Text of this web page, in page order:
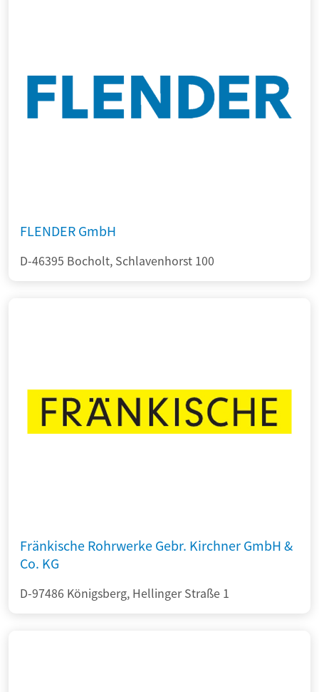
FLENDER GmbH
D-46395 Bocholt, Schlavenhorst 100
Fränkische Rohrwerke Gebr. Kirchner GmbH &
Co. KG
D-97486 Königsberg, Hellinger Straße 1